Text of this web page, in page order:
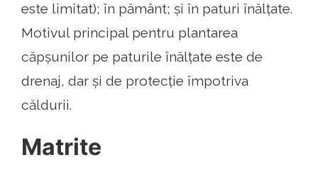
este limitat); în pământ; și în paturi înălțate.
Motivul principal pentru plantarea
căpșunilor pe paturile înălțate este de
drenaj, dar și de protecție împotriva
căldurii.
Matrite